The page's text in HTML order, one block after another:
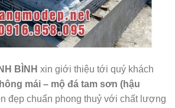
BÌNH xin giới thiệu tới quý khách
mái – mộ đá tam sơn (hậu
đẹp chuẩn phong thuỷ với chất lượng